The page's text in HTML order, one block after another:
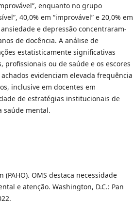
enquanto no grupo
40,0% em “improvável” e 20,0% em
e depressão concentraram-
de docência. A análise de
estatisticamente significativas
profissionais ou de saúde e os escores
achados evidenciam elevada frequência
inclusive em docentes em
de estratégias institucionais de
saúde mental.
OMS destaca necessidade
e atenção. Washington, D.C.: Pan